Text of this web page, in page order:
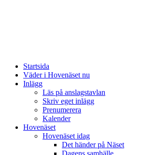
Startsida
Väder i Hovenäset nu
Inlägg
Läs på anslagstavlan
Skriv eget inlägg
Prenumerera
Kalender
Hovenäset
Hovenäset idag
Det händer på Näset
Dagens samhälle